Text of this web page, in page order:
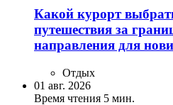
Какой курорт
путешествия за
направления для
Отдых
01 авг. 2026
Время чтения 5 мин.